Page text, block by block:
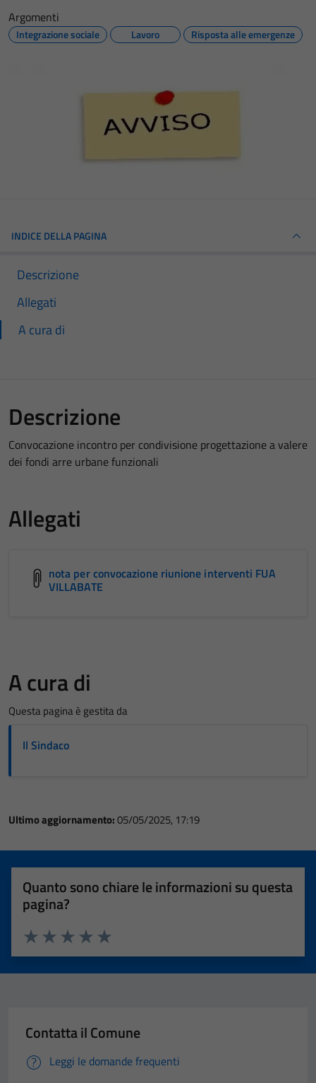
Argomenti
Integrazione sociale Lavoro Risposta alle emergenze
INDICE DELLA PAGINA
Descrizione
Allegati
A cura di
Descrizione
Convocazione incontro per condivisione progettazione a valere
dei fondi arre urbane funzionali
Allegati
nota per convocazione riunione interventi FUA
VILLABATE
A cura di
Questa pagina è gestita da
Il Sindaco
Ultimo aggiornamento:05/05/2025, 17:19
Quanto sono chiare le informazioni su questa
pagina?
Valuta 5 stelle su 5
Valuta 4 stelle su 5
Valuta 3 stelle su 5
Valuta 2 stelle su 5
Valuta 1 stelle su 5
Contatta il Comune
Leggi le domande frequenti